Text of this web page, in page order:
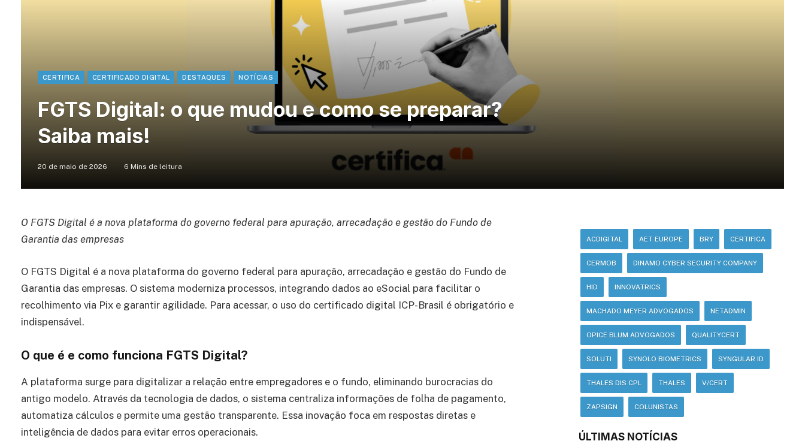
CERTIFICA CERTIFICADO DIGITAL DESTAQUES NOTÍCIAS
FGTS Digital: o que mudou e como se preparar?
Saiba mais!
20 de maio de 2026 6 Mins de leitura
O FGTS Digital é a nova plataforma do governo federal para apuração, arrecadação e gestão do Fundo de
Garantia das empresas
O FGTS Digital é a nova plataforma do governo federal para apuração, arrecadação e gestão do Fundo de
Garantia das empresas. O sistema moderniza processos, integrando dados ao eSocial para facilitar o
recolhimento via Pix e garantir agilidade. Para acessar, o uso do certificado digital ICP-Brasil é obrigatório e
indispensável.
O que é e como funciona FGTS Digital?
A plataforma surge para digitalizar a relação entre empregadores e o fundo, eliminando burocracias do
antigo modelo. Através da tecnologia de dados, o sistema centraliza informações de folha de pagamento,
automatiza cálculos e permite uma gestão transparente. Essa inovação foca em respostas diretas e
inteligência de dados para evitar erros operacionais.
ACDIGITAL AET EUROPE BRY CERTIFICA
CERMOB DINAMO CYBER SECURITY COMPANY
HID INNOVATRICS
MACHADO MEYER ADVOGADOS NETADMIN
OPICE BLUM ADVOGADOS QUALITYCERT
SOLUTI SYNOLO BIOMETRICS SYNGULAR ID
THALES DIS CPL THALES V/CERT
ZAPSIGN COLUNISTAS
ÚLTIMAS NOTÍCIAS